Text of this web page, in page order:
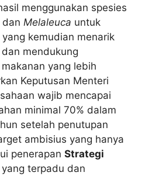
menggunakan spesies
dan Melaleuca untuk
kemudian menarik
mendukung
yang lebih
Keputusan Menteri
wajib mencapai
minimal 70% dalam
setelah penutupan
ambisius yang hanya
penerapan Strategi
yang terpadu dan